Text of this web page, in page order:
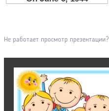
Не работает просмотр презентации?